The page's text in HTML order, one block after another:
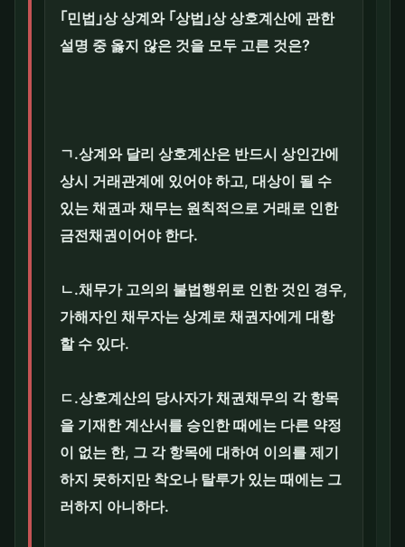
｢민법｣상 상계와 ｢상법｣상 상호계산에 관한
설명 중 옳지 않은 것을 모두 고른 것은?
ㄱ.상계와 달리 상호계산은 반드시 상인간에
상시 거래관계에 있어야 하고, 대상이 될 수
있는 채권과 채무는 원칙적으로 거래로 인한
금전채권이어야 한다.
ㄴ.채무가 고의의 불법행위로 인한 것인 경우,
가해자인 채무자는 상계로 채권자에게 대항
할 수 있다.
ㄷ.상호계산의 당사자가 채권채무의 각 항목
을 기재한 계산서를 승인한 때에는 다른 약정
이 없는 한, 그 각 항목에 대하여 이의를 제기
하지 못하지만 착오나 탈루가 있는 때에는 그
러하지 아니하다.